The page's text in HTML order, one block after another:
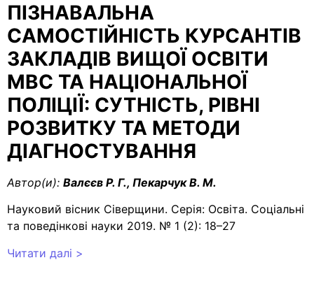
ПІЗНАВАЛЬНА
САМОСТІЙНІСТЬ КУРСАНТІВ
ЗАКЛАДІВ ВИЩОЇ ОСВІТИ
МВС ТА НАЦІОНАЛЬНОЇ
ПОЛІЦІЇ: СУТНІСТЬ, РІВНІ
РОЗВИТКУ ТА МЕТОДИ
ДІАГНОСТУВАННЯ
Автор(и): Валєєв Р. Г., Пекарчук В. М.
Науковий вісник Сіверщини. Серія: Освіта. Соціальні
та поведінкові науки 2019. № 1 (2): 18–27
Читати далі >